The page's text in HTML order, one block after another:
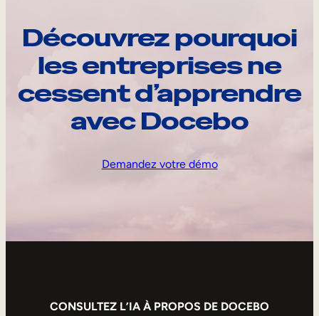
Découvrez pourquoi
les entreprises ne
cessent d’apprendre
avec Docebo
Demandez votre démo
CONSULTEZ L’IA À PROPOS DE DOCEBO